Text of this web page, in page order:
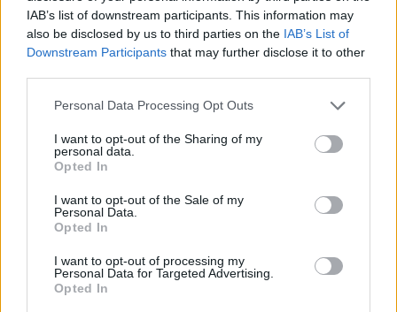
IAB’s list of downstream participants. This information may
also be disclosed by us to third parties on the IAB’s List of
Downstream Participants that may further disclose it to other
Personal Data Processing Opt Outs
I want to opt-out of the Sharing of my
personal data.
Opted In
I want to opt-out of the Sale of my
Personal Data.
Opted In
I want to opt-out of processing my
Personal Data for Targeted Advertising.
Opted In
In evidenza